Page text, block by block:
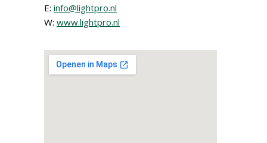
E: info@lightpro.nl
W: www.lightpro.nl